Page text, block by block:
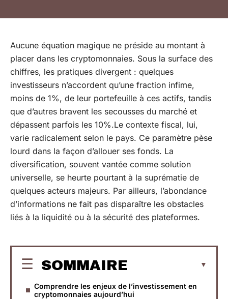
Aucune équation magique ne préside au montant à
placer dans les cryptomonnaies. Sous la surface des
chiffres, les pratiques divergent : quelques
investisseurs n’accordent qu’une fraction infime,
moins de 1%, de leur portefeuille à ces actifs, tandis
que d’autres bravent les secousses du marché et
dépassent parfois les 10%.Le contexte fiscal, lui,
varie radicalement selon le pays. Ce paramètre pèse
lourd dans la façon d’allouer ses fonds. La
diversification, souvent vantée comme solution
universelle, se heurte pourtant à la suprématie de
quelques acteurs majeurs. Par ailleurs, l’abondance
d’informations ne fait pas disparaître les obstacles
liés à la liquidité ou à la sécurité des plateformes.
SOMMAIRE
Comprendre les enjeux de l’investissement en
cryptomonnaies aujourd’hui